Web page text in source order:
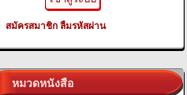
สมัครสมาชิก ลืมรหัสผ่าน
หมวดหนังสือ